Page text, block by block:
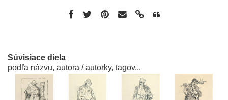
Súvisiace diela
podľa názvu, autora / autorky, tagov...